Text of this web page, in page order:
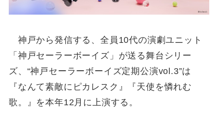
神戸から発信する、全員10代の演劇ユニット
「神戸セーラーボーイズ」が送る舞台シリー
ズ、“神戸セーラーボーイズ定期公演vol.3”は
『なんて素敵にピカレスク』『天使を憐れむ
歌。』を本年12月に上演する。